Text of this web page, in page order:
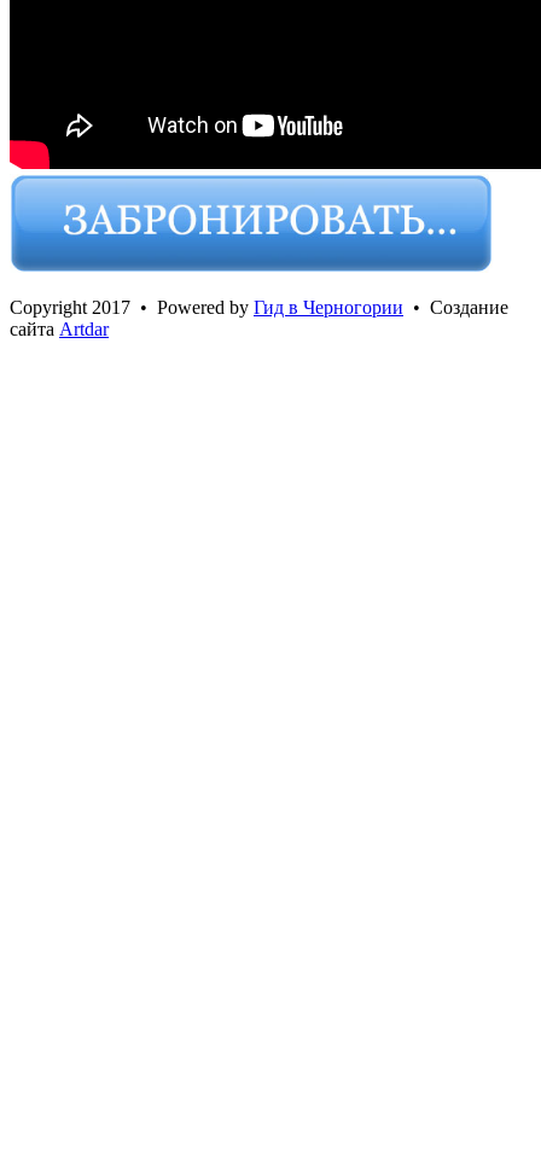
Сopyright 2017 • Powered by Гид в Черногории • Создание
сайта Artdar